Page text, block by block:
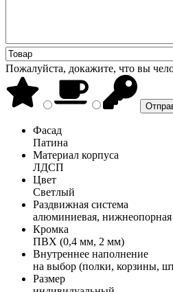
Пожалуйста, докажите, что вы
Фасад
Патина
Материал корпуса
ЛДСП
Цвет
Светлый
Раздвижная система
алюминиевая, нижнеопорная
Кромка
ПВХ (0,4 мм, 2 мм)
Внутреннее наполнение
на выбор (полки, корзины,
Размер